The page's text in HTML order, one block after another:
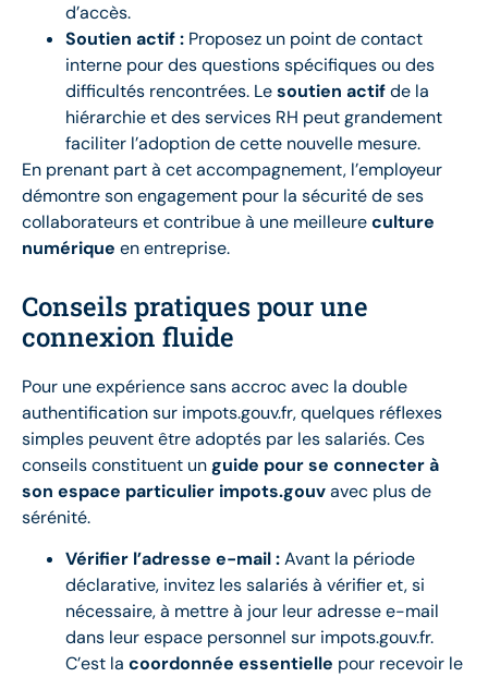
d’accès.
Soutien actif : Proposez un point de contact
interne pour des questions spécifiques ou des
difficultés rencontrées. Lesoutien actifde la
hiérarchie et des services RH peut grandement
faciliter l’adoption de cette nouvelle mesure.
En prenant part à cet accompagnement, l’employeur
démontre son engagement pour la sécurité de ses
collaborateurs et contribue à une meilleureculture
numérique en entreprise.
Conseils pratiques pour une
connexion fluide
Pour une expérience sans accroc avec la double
authentification sur impots.gouv.fr, quelques réflexes
simples peuvent être adoptés par les salariés. Ces
conseils constituent unguide pour se connecter à
son espace particulier impots.gouvavec plus de
sérénité.
Vérifier l’adresse e-mail :Avant la période
déclarative, invitez les salariés à vérifier et, si
nécessaire, à mettre à jour leur adresse e-mail
dans leur espace personnel sur impots.gouv.fr.
C’est la coordonnée essentielle pour recevoir le